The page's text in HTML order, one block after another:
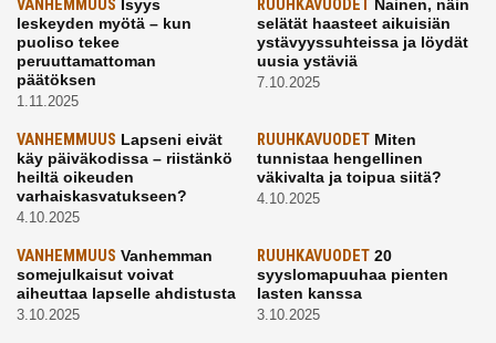
VANHEMMUUS Isyys
leskeyden myötä – kun
puoliso tekee
peruuttamattoman
päätöksen
1.11.2025
RUUHKAVUODETNainen, näin
selätät haasteet aikuisiän
ystävyyssuhteissa ja löydät
uusia ystäviä
7.10.2025
VANHEMMUUS Lapseni eivät
käy päiväkodissa – riistänkö
heiltä oikeuden
varhaiskasvatukseen?
4.10.2025
RUUHKAVUODETMiten
tunnistaa hengellinen
väkivalta ja toipua siitä?
4.10.2025
VANHEMMUUS Vanhemman
somejulkaisut voivat
aiheuttaa lapselle ahdistusta
3.10.2025
RUUHKAVUODET20
syyslomapuuhaa pienten
lasten kanssa
3.10.2025